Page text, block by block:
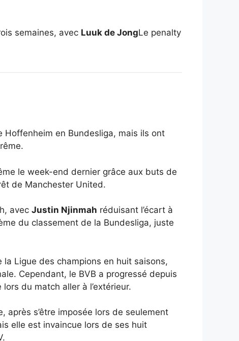
semaines, avec Luuk de JongLe penalty
en Bundesliga, mais ils ont
le week-end dernier grâce aux buts de
de Manchester United.
avec Justin Njinmah réduisant l’écart à
du classement de la Bundesliga, juste
Ligue des champions en huit saisons,
Cependant, le BVB a progressé depuis
du match aller à l’extérieur.
après s’être imposée lors de seulement
elle est invaincue lors de ses huit